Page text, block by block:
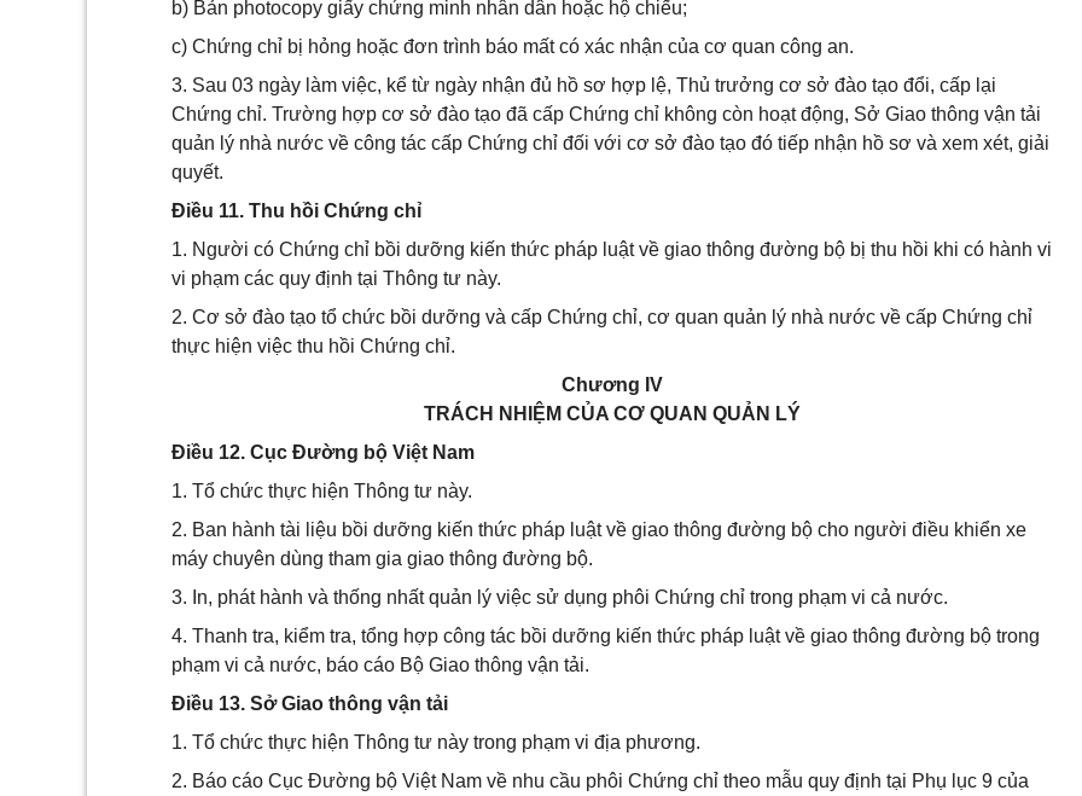
b) Bản photocopy giấy chứng minh nhân dân hoặc hộ chiếu;
c) Chứng chỉ bị hỏng hoặc đơn trình báo mất có xác nhận của cơ quan công an.
3. Sau 03 ngày làm việc, kể từ ngày nhận đủ hồ sơ hợp lệ, Thủ trưởng cơ sở đào tạo đổi, cấp lại
Chứng chỉ. Trường hợp cơ sở đào tạo đã cấp Chứng chỉ không còn hoạt động, Sở Giao thông vận tải
quản lý nhà nước về công tác cấp Chứng chỉ đối với cơ sở đào tạo đó tiếp nhận hồ sơ và xem xét, giải
quyết.
Điều 11. Thu hồi Chứng chỉ
1. Người có Chứng chỉ bồi dưỡng kiến thức pháp luật về giao thông đường bộ bị thu hồi khi có hành vi
vi phạm các quy định tại Thông tư này.
2. Cơ sở đào tạo tổ chức bồi dưỡng và cấp Chứng chỉ, cơ quan quản lý nhà nước về cấp Chứng chỉ
thực hiện việc thu hồi Chứng chỉ.
Chương IV
TRÁCH NHIỆM CỦA CƠ QUAN QUẢN LÝ
Điều 12. Cục Đường bộ Việt Nam
1. Tổ chức thực hiện Thông tư này.
2. Ban hành tài liệu bồi dưỡng kiến thức pháp luật về giao thông đường bộ cho người điều khiển xe
máy chuyên dùng tham gia giao thông đường bộ.
3. In, phát hành và thống nhất quản lý việc sử dụng phôi Chứng chỉ trong phạm vi cả nước.
4. Thanh tra, kiểm tra, tổng hợp công tác bồi dưỡng kiến thức pháp luật về giao thông đường bộ trong
phạm vi cả nước, báo cáo Bộ Giao thông vận tải.
Điều 13. Sở Giao thông vận tải
1. Tổ chức thực hiện Thông tư này trong phạm vi địa phương.
2. Báo cáo Cục Đường bộ Việt Nam về nhu cầu phôi Chứng chỉ theo mẫu quy định tại Phụ lục 9 của